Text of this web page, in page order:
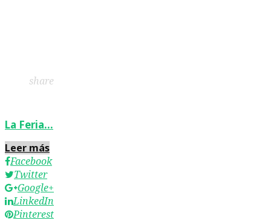
share
La Feria…
Leer más
Facebook
Twitter
Google+
LinkedIn
Pinterest